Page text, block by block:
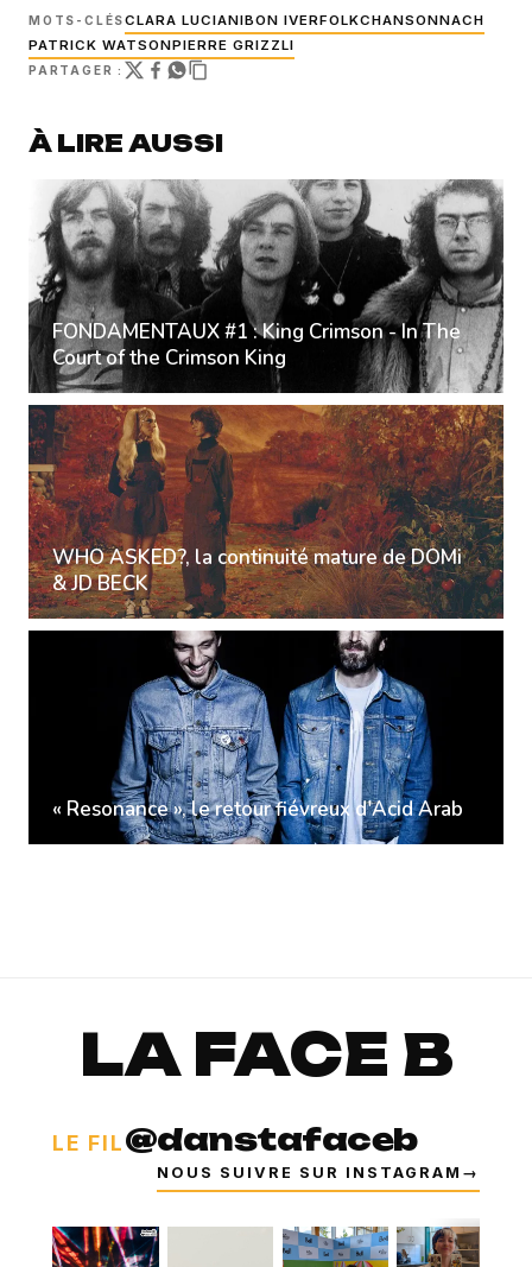
MOTS-CLÉSCLARA LUCIANIBON IVERFOLKCHANSONNACH
PATRICK WATSONPIERRE GRIZZLI
PARTAGER :
À LIRE AUSSI
FONDAMENTAUX #1 : King Crimson - In The
Court of the Crimson King
WHO ASKED?, la continuité mature de DOMi
& JD BECK
« Resonance », le retour fiévreux d'Acid Arab
LA FACE B
LE FIL@danstafaceb
NOUS SUIVRE SUR INSTAGRAM →